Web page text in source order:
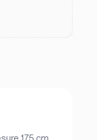
175 cm,